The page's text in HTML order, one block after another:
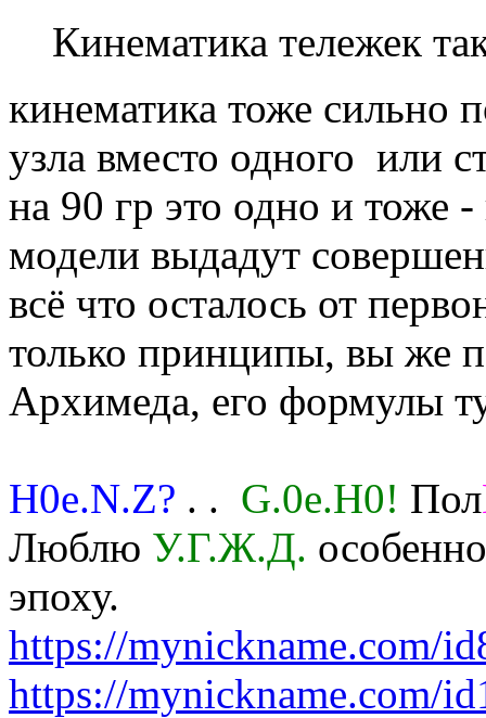
Кинематика тележек
кинематика тоже сильно
узла вместо одного или
на 90 гр это одно и тоже
модели выдадут
всё что осталось от
только принципы, вы же
Архимеда, его формулы
H0e.N.Z? . . G.0e.H0! Пол
Люблю У.Г.Ж.Д.
эпоху.
https://mynickname.com/
https://mynickname.com/